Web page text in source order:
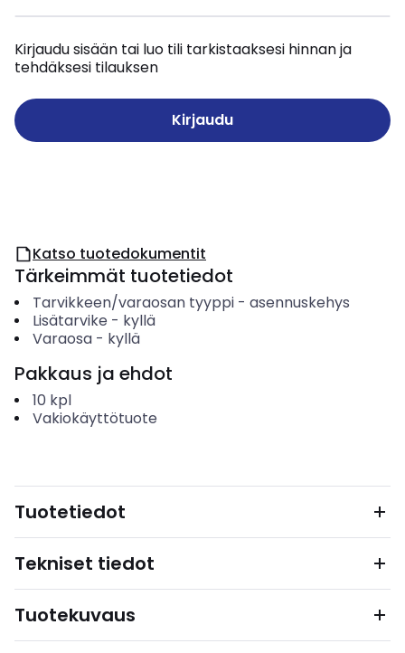
Kirjaudu sisään tai luo tili tarkistaaksesi hinnan ja
tehdäksesi tilauksen
Kirjaudu
Katso tuotedokumentit
Tärkeimmät tuotetiedot
Tarvikkeen/varaosan tyyppi- asennuskehys
Lisätarvike - kyllä
Varaosa- kyllä
Pakkaus ja ehdot
10 kpl
Vakiokäyttötuote
Tuotetiedot
Tekniset tiedot
Tuotekuvaus